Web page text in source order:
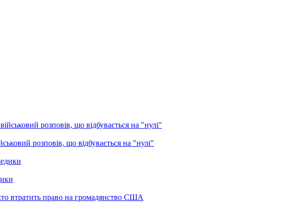
розповів, що відбувається на "нулі"